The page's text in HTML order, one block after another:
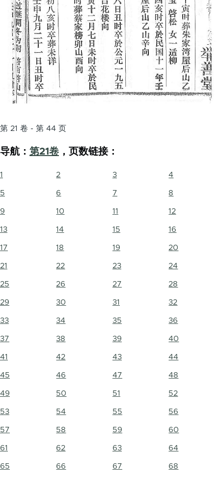
第 21 卷 - 第 44 页
导航： 第21卷 ，页数链接：
1 2 3 4
5 6 7 8
9 10 11 12
13 14 15 16
17 18 19 20
21 22 23 24
25 26 27 28
29 30 31 32
33 34 35 36
37 38 39 40
41 42 43 44
45 46 47 48
49 50 51 52
53 54 55 56
57 58 59 60
61 62 63 64
65 66 67 68